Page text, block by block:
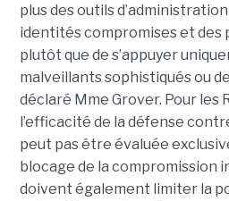
plus des outils
identités compromises et des
plutôt que de s’appuyer
malveillants sophistiqués ou
déclaré Mme Grover. Pour les
l’efficacité de la défense
peut pas être évaluée
blocage de la compromission
doivent également limiter la